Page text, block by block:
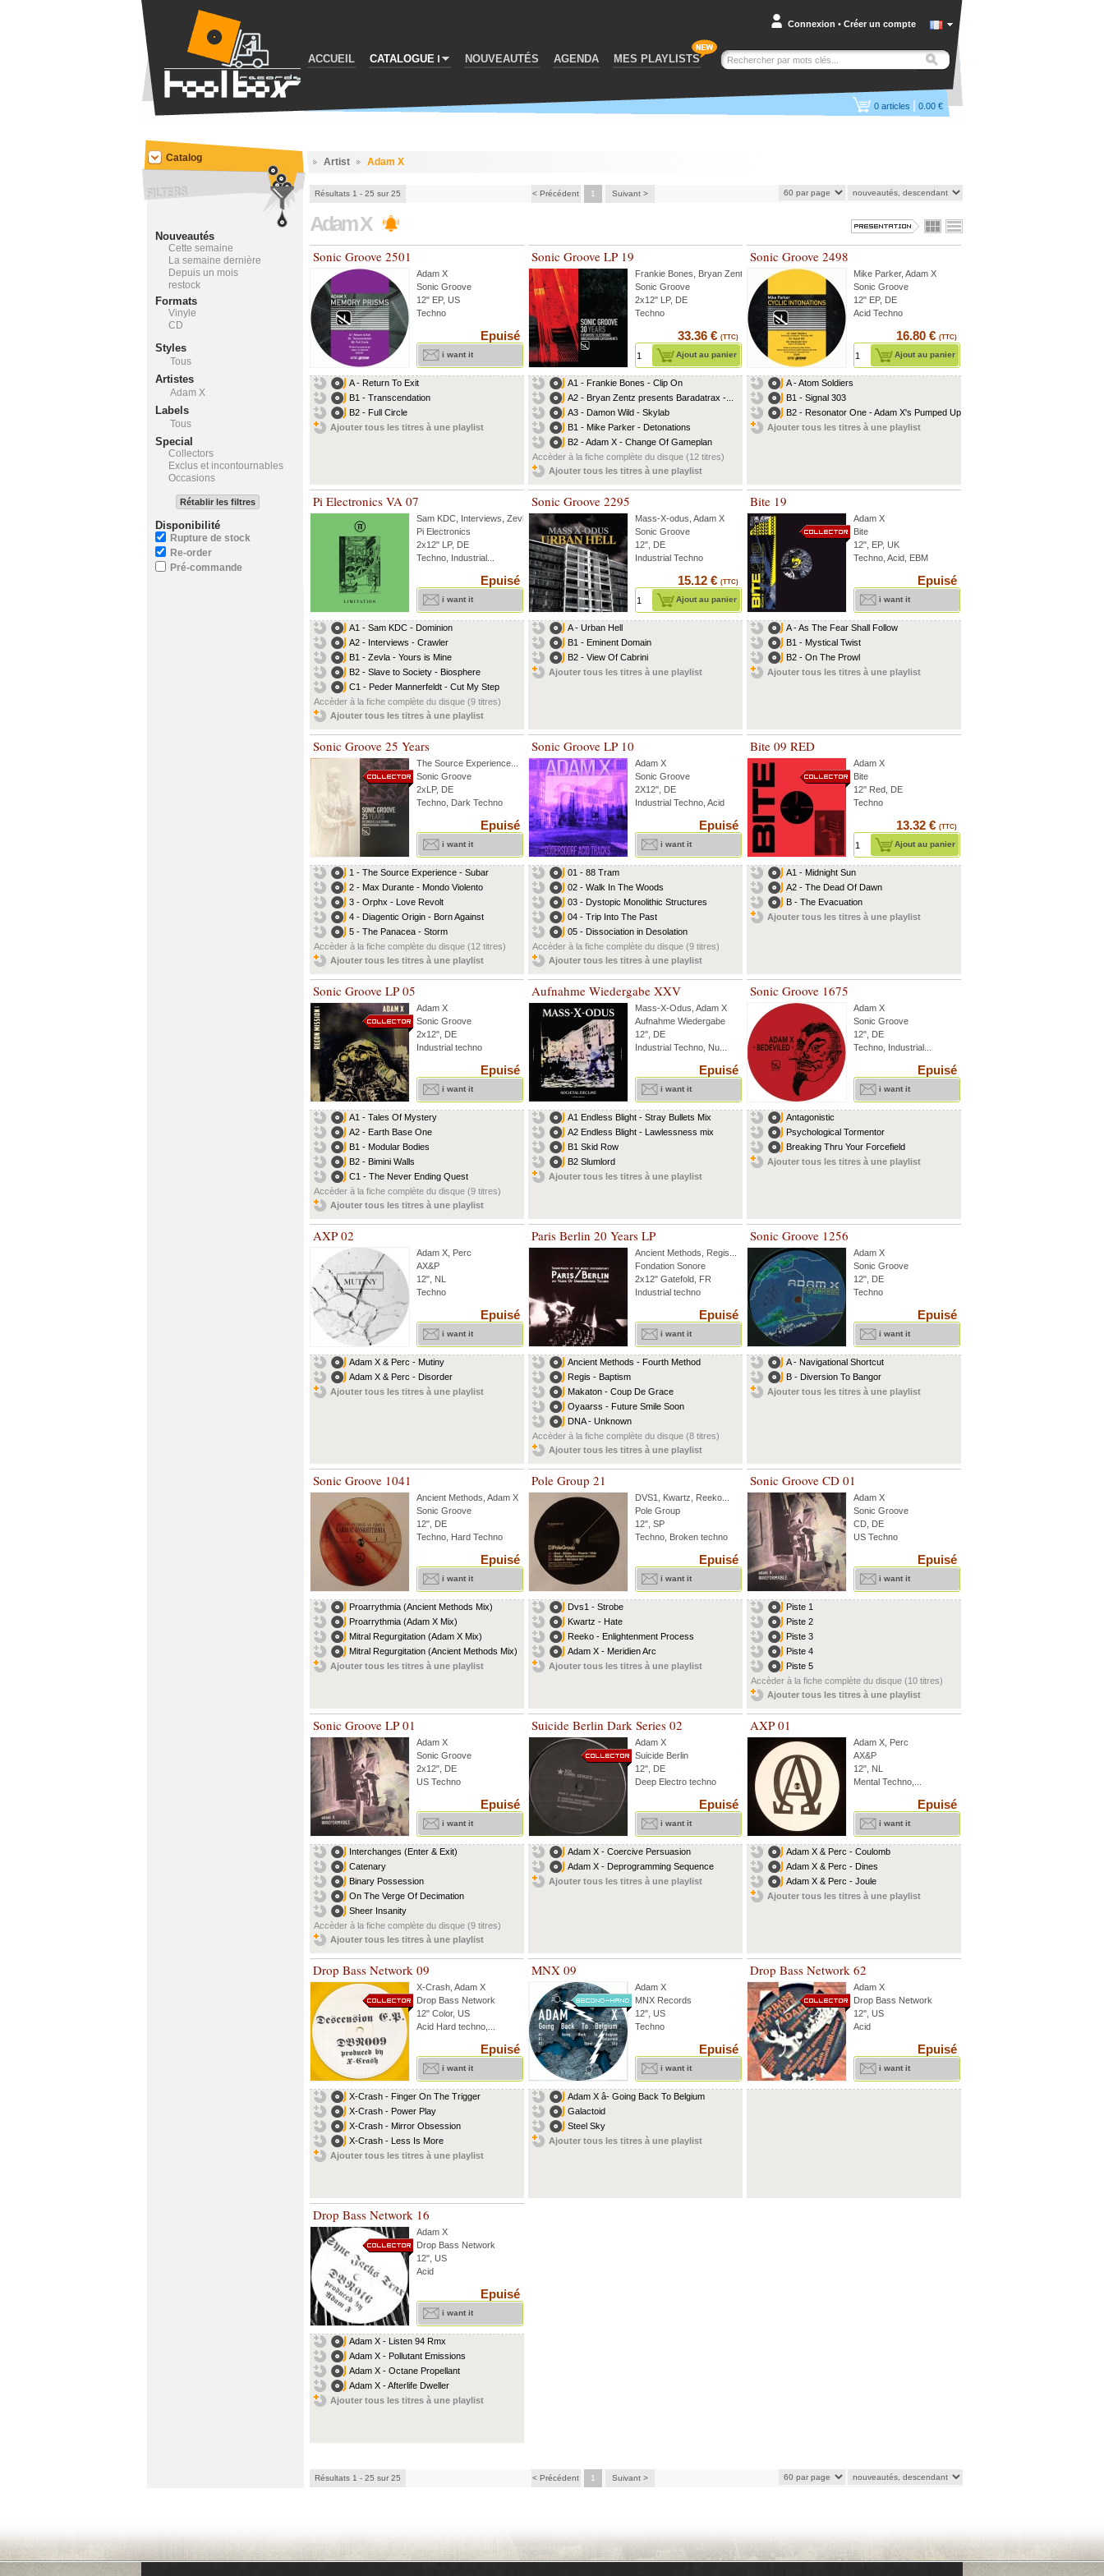
ACCUEIL CATALOGUE NOUVEAUTÉS AGENDA MES PLAYLISTS
Connexion • Créer un compte
0 articles | 0.00 €
Artist Adam X
Résultats 1 - 25 sur 25 < Précédent 1 Suivant >
Adam X
Sonic Groove 2501
Adam X
Sonic Groove
12" EP, US
Techno
Epuisé
i want it
A - Return To Exit
B1 - Transcendation
B2 - Full Circle
Ajouter tous les titres à une playlist
Sonic Groove LP 19
Frankie Bones Bryan Zentz
Sonic Groove
2x12" LP, DE
Techno
33.36 € (TTC)
Ajout au panier
A1 - Frankie Bones - Clip On
A2 - Bryan Zentz presents Baradatrax -...
A3 - Damon Wild - Skylab
B1 - Mike Parker - Detonations
B2 - Adam X - Change Of Gameplan
Accèder à la fiche complète du disque (12 titres)
Ajouter tous les titres à une playlist
Sonic Groove 2498
Mike Parker, Adam X
Sonic Groove
12" EP, DE
Acid Techno
16.80 € (TTC)
Ajout au panier
A - Atom Soldiers
B1 - Signal 303
B2 - Resonator One - Adam X's Pumped Up...
Ajouter tous les titres à une playlist
Pi Electronics VA 07
Sam KDC Interviews Zevla
...
Pi Electronics
2x12" LP, DE
Techno, Industrial...
Epuisé
i want it
A1 - Sam KDC - Dominion
A2 - Interviews - Crawler
B1 - Zevla - Yours is Mine
B2 - Slave to Society - Biosphere
C1 - Peder Mannerfeldt - Cut My Step
Accèder à la fiche complète du disque (9 titres)
Ajouter tous les titres à une playlist
Sonic Groove 2295
Mass-X-odus Adam X
Sonic Groove
12", DE
Industrial Techno
15.12 € (TTC)
Ajout au panier
A - Urban Hell
B1 - Eminent Domain
B2 - View Of Cabrini
Ajouter tous les titres à une playlist
Bite 19
Adam X
Bite
12", EP, UK
Techno, Acid, EBM
Epuisé
i want it
A - As The Fear Shall Follow
B1 - Mystical Twist
B2 - On The Prowl
Ajouter tous les titres à une playlist
Sonic Groove 25 Years
The Source Experience
Sonic Groove
2xLP, DE
Techno, Dark Techno
Epuisé
i want it
1 - The Source Experience - Subar
2 - Max Durante - Mondo Violento
3 - Orphx - Love Revolt
4 - Diagentic Origin - Born Against
5 - The Panacea - Storm
Accèder à la fiche complète du disque (12 titres)
Ajouter tous les titres à une playlist
Sonic Groove LP 10
Adam X
Sonic Groove
2X12'', DE
Industrial Techno, Acid
Epuisé
i want it
01 - 88 Tram
02 - Walk In The Woods
03 - Dystopic Monolithic Structures
04 - Trip Into The Past
05 - Dissociation in Desolation
Accèder à la fiche complète du disque (9 titres)
Ajouter tous les titres à une playlist
Bite 09 RED
Adam X
Bite
12'' Red, DE
Techno
13.32 € (TTC)
Ajout au panier
A1 - Midnight Sun
A2 - The Dead Of Dawn
B - The Evacuation
Ajouter tous les titres à une playlist
Sonic Groove LP 05
Adam X
Sonic Groove
2x12", DE
Industrial techno
Epuisé
i want it
A1 - Tales Of Mystery
A2 - Earth Base One
B1 - Modular Bodies
B2 - Bimini Walls
C1 - The Never Ending Quest
Accèder à la fiche complète du disque (9 titres)
Ajouter tous les titres à une playlist
Aufnahme Wiedergabe XXV
Mass-X-Odus Adam X
Aufnahme Wiedergabe
12'', DE
Industrial Techno, Nu...
Epuisé
i want it
A1 Endless Blight - Stray Bullets Mix
A2 Endless Blight - Lawlessness mix
B1 Skid Row
B2 Slumlord
Ajouter tous les titres à une playlist
Sonic Groove 1675
Adam X
Sonic Groove
12", DE
Techno, Industrial...
Epuisé
i want it
Antagonistic
Psychological Tormentor
Breaking Thru Your Forcefield
Ajouter tous les titres à une playlist
AXP 02
Adam X Perc
AX&P
12", NL
Techno
Epuisé
i want it
Adam X & Perc - Mutiny
Adam X & Perc - Disorder
Ajouter tous les titres à une playlist
Paris Berlin 20 Years LP
Ancient Methods Regis
Fondation Sonore
2x12" Gatefold, FR
Industrial techno
Epuisé
i want it
Ancient Methods - Fourth Method
Regis - Baptism
Makaton - Coup De Grace
Oyaarss - Future Smile Soon
DNA - Unknown
Accèder à la fiche complète du disque (8 titres)
Ajouter tous les titres à une playlist
Sonic Groove 1256
Adam X
Sonic Groove
12", DE
Techno
Epuisé
i want it
A - Navigational Shortcut
B - Diversion To Bangor
Ajouter tous les titres à une playlist
Sonic Groove 1041
Ancient Methods Adam X
Sonic Groove
12", DE
Techno, Hard Techno
Epuisé
i want it
Proarrythmia (Ancient Methods Mix)
Proarrythmia (Adam X Mix)
Mitral Regurgitation (Adam X Mix)
Mitral Regurgitation (Ancient Methods Mix)
Ajouter tous les titres à une playlist
Pole Group 21
DVS1 Kwartz Reeko
Pole Group
12", SP
Techno, Broken techno
Epuisé
i want it
Dvs1 - Strobe
Kwartz - Hate
Reeko - Enlightenment Process
Adam X - Meridien Arc
Ajouter tous les titres à une playlist
Sonic Groove CD 01
Adam X
Sonic Groove
CD, DE
US Techno
Epuisé
i want it
Piste 1
Piste 2
Piste 3
Piste 4
Piste 5
Accèder à la fiche complète du disque (10 titres)
Ajouter tous les titres à une playlist
Sonic Groove LP 01
Adam X
Sonic Groove
2x12", DE
US Techno
Epuisé
i want it
Interchanges (Enter & Exit)
Catenary
Binary Possession
On The Verge Of Decimation
Sheer Insanity
Accèder à la fiche complète du disque (9 titres)
Ajouter tous les titres à une playlist
Suicide Berlin Dark Series 02
Adam X
Suicide Berlin
12", DE
Deep Electro techno
Epuisé
i want it
Adam X - Coercive Persuasion
Adam X - Deprogramming Sequence
Ajouter tous les titres à une playlist
AXP 01
Adam X Perc
AX&P
12", NL
Mental Techno,...
Epuisé
i want it
Adam X & Perc - Coulomb
Adam X & Perc - Dines
Adam X & Perc - Joule
Ajouter tous les titres à une playlist
Drop Bass Network 09
X-Crash Adam X
Drop Bass Network
12" Color, US
Acid Hard techno,...
Epuisé
i want it
X-Crash - Finger On The Trigger
X-Crash - Power Play
X-Crash - Mirror Obsession
X-Crash - Less Is More
Ajouter tous les titres à une playlist
MNX 09
Adam X
MNX Records
12", US
Techno
Epuisé
i want it
Adam X â- Going Back To Belgium
Galactoid
Steel Sky
Ajouter tous les titres à une playlist
Drop Bass Network 62
Adam X
Drop Bass Network
12'', US
Acid
Epuisé
i want it
Drop Bass Network 16
Adam X
Drop Bass Network
12'', US
Acid
Epuisé
i want it
Adam X - Listen 94 Rmx
Adam X - Pollutant Emissions
Adam X - Octane Propellant
Adam X - Afterlife Dweller
Ajouter tous les titres à une playlist
Résultats 1 - 25 sur 25 < Précédent 1 Suivant >
Catalog
Nouveautés
Cette semaine
La semaine dernière
Depuis un mois
restock
Formats
Vinyle
CD
Styles
Tous
Artistes
Adam X
Labels
Tous
Special
Collectors
Exclus et incontournables
Occasions
Rétablir les filtres
Disponibilité
Rupture de stock
Re-order
Pré-commande